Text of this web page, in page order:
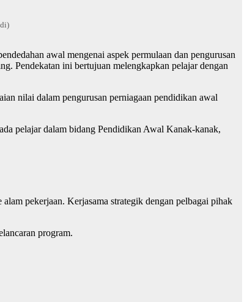
awal mengenai aspek permulaan dan pengurusan
Pendekatan ini bertujuan melengkapkan pelajar dengan
nilai dalam pengurusan perniagaan pendidikan awal
pelajar dalam bidang Pendidikan Awal Kanak-kanak,
pekerjaan. Kerjasama strategik dengan pelbagai pihak
program.